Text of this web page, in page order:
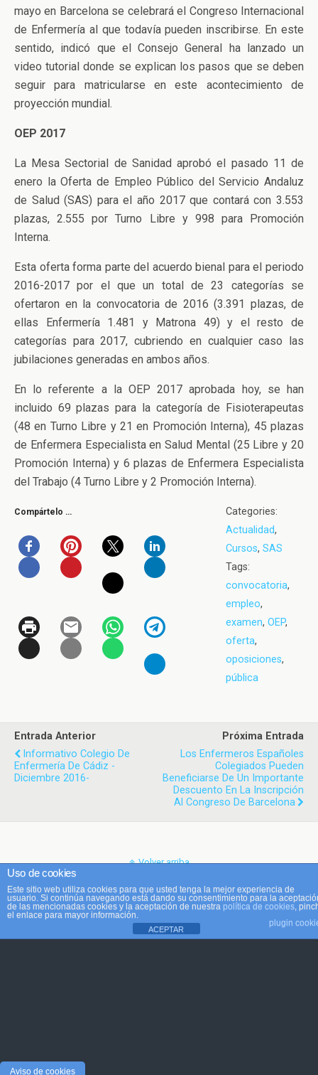
mayo en Barcelona se celebrará el Congreso Internacional
de Enfermería al que todavía pueden inscribirse. En este
sentido, indicó que el Consejo General ha lanzado un
video tutorial donde se explican los pasos que se deben
seguir para matricularse en este acontecimiento de
proyección mundial.
OEP 2017
La Mesa Sectorial de Sanidad aprobó el pasado 11 de
enero la Oferta de Empleo Público del Servicio Andaluz
de Salud (SAS) para el año 2017 que contará con 3.553
plazas, 2.555 por Turno Libre y 998 para Promoción
Interna.
Esta oferta forma parte del acuerdo bienal para el periodo
2016-2017 por el que un total de 23 categorías se
ofertaron en la convocatoria de 2016 (3.391 plazas, de
ellas Enfermería 1.481 y Matrona 49) y el resto de
categorías para 2017, cubriendo en cualquier caso las
jubilaciones generadas en ambos años.
En lo referente a la OEP 2017 aprobada hoy, se han
incluido 69 plazas para la categoría de Fisioterapeutas
(48 en Turno Libre y 21 en Promoción Interna), 45 plazas
de Enfermera Especialista en Salud Mental (25 Libre y 20
Promoción Interna) y 6 plazas de Enfermera Especialista
del Trabajo (4 Turno Libre y 2 Promoción Interna).
Compártelo …
Categories:
Actualidad,
Cursos, SAS
Tags:
convocatoria,
empleo,
examen, OEP,
oferta,
oposiciones,
pública
Entrada Anterior
Informativo Colegio De
Enfermería De Cádiz -
Diciembre 2016-
Próxima Entrada
Los Enfermeros Españoles
Colegiados Pueden
Beneficiarse De Un Importante
Descuento En La Inscripción
Al Congreso De Barcelona
Volver arriba
Móvil Escritorio
Uso de cookies
Este sitio web utiliza cookies para que usted tenga la mejor experiencia de
usuario. Si continúa navegando está dando su consentimiento para la
de las mencionadas cookies y la aceptación de nuestra política de cookies,
el enlace para mayor información.
plugin
ACEPTAR
Aviso de cookies